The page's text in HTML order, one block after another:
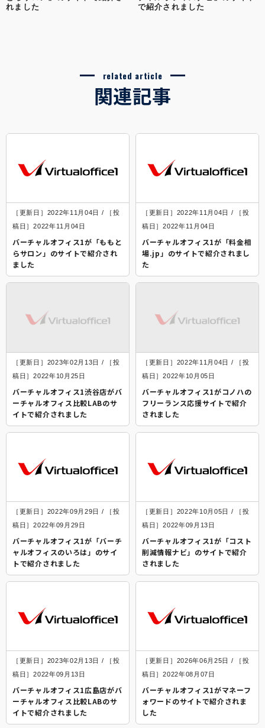
れました
で紹介されました
related article
関連記事
［更新日］2022年11月04日 / ［投
稿日］2022年11月04日
バーチャルオフィス1が「ももと
らサロン」のサイトで紹介され
ました
［更新日］2022年11月04日 / ［投
稿日］2022年11月04日
バーチャルオフィス1が「料金相
場.jp」のサイトで紹介されまし
た
［更新日］2023年02月13日 / ［投
稿日］2022年10月25日
バーチャルオフィス1渋谷店がバ
ーチャルオフィス比較LABのサ
イトで紹介されました
［更新日］2022年11月04日 / ［投
稿日］2022年10月05日
バーチャルオフィス1がコノハの
フリーランス応援サイトで紹介
されました
［更新日］2022年09月29日 / ［投
稿日］2022年09月29日
バーチャルオフィス1が「バーチ
ャルオフィスのいろは」のサイ
トで紹介されました
［更新日］2022年10月05日 / ［投
稿日］2022年09月13日
バーチャルオフィス1が「コスト
削減情報ナビ」のサイトで紹介
されました
［更新日］2023年02月13日 / ［投
稿日］2022年09月13日
バーチャルオフィス1広島店がバ
ーチャルオフィス比較LABのサ
イトで紹介されました
［更新日］2026年06月25日 / ［投
稿日］2022年08月07日
バーチャルオフィス1がマネーフ
ォワードのサイトで紹介されま
した